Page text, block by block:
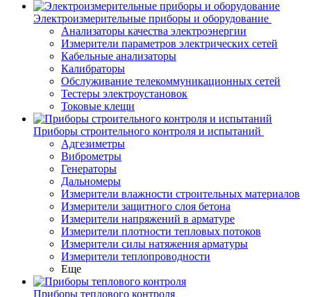
Электроизмерительные приборы и оборудование
Анализаторы качества электроэнергии
Измерители параметров электрических сетей
Кабельные анализаторы
Калибраторы
Обслуживание телекоммуникационных сетей
Тестеры электроустановок
Токовые клещи
Приборы строительного контроля и испытаний
Адгезиметры
Виброметры
Генераторы
Дальномеры
Измерители влажности строительных материалов
Измерители защитного слоя бетона
Измерители напряжений в арматуре
Измерители плотности тепловых потоков
Измерители силы натяжения арматуры
Измерители теплопроводности
Еще
Приборы теплового контроля